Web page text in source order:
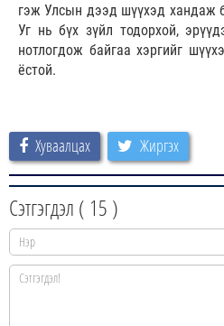
гэж Улсын дээд шүүхэд хандаж
Уг нь бүх зүйл тодорхой,
нотлогдож байгаа хэргийг
ёстой.
Хуваалцах Жиргэх
Сэтгэгдэл ( 15 )